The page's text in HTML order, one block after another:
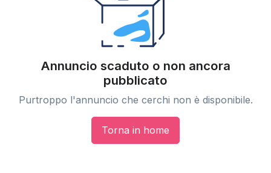
Annuncio scaduto o non ancora
pubblicato
Purtroppo l'annuncio che cerchi non è disponibile.
Torna in home